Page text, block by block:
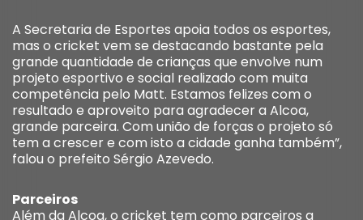
A Secretaria de Esportes apoia todos os esportes,
mas o cricket vem se destacando bastante pela
grande quantidade de crianças que envolve num
projeto esportivo e social realizado com muita
competência pelo Matt. Estamos felizes com o
resultado e aproveito para agradecer a Alcoa,
grande parceira. Com união de forças o projeto só
tem a crescer e com isto a cidade ganha também”,
falou o prefeito Sérgio Azevedo.
Parceiros
Além da Alcoa, o cricket tem como parceiros a